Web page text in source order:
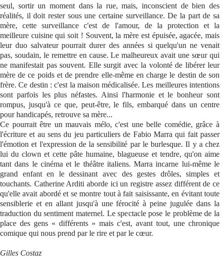
seul, sortir un moment dans la rue, mais, inconscient de bien des
réalités, il doit rester sous une certaine surveillance. De la part de sa
mère, cette surveillance c'est de l'amour, de la protection et la
meilleure cuisine qui soit ! Souvent, la mère est épuisée, agacée, mais
leur duo salvateur pourrait durer des années si quelqu'un ne venait
pas, soudain, le remettre en cause. Le malheureux avait une sœur qui
ne manifestait pas souvent. Elle surgit avec la volonté de libérer leur
mère de ce poids et de prendre elle-même en charge le destin de son
frère. Ce destin : c'est la maison médicalisée. Les meilleures intentions
sont parfois les plus néfastes. Ainsi l'harmonie et le bonheur sont
rompus, jusqu'à ce que, peut-être, le fils, embarqué dans un centre
pour handicapés, retrouve sa mère...
Ce pourrait être un mauvais mélo, c'est une belle comédie, grâce à
l'écriture et au sens du jeu particuliers de Fabio Marra qui fait passer
l'émotion et l'expression de la sensibilité par le burlesque. Il y a chez
lui du clown et cette pâte humaine, blagueuse et tendre, qu'on aime
tant dans le cinéma et le théâtre italiens. Marra incarne lui-même le
grand enfant en le dessinant avec des gestes drôles, simples et
touchants. Catherine Arditi aborde ici un registre assez différent de ce
qu'elle avait abordé et se montre tout à fait saisissante, en évitant toute
sensiblerie et en allant jusqu'à une férocité à peine jugulée dans la
traduction du sentiment maternel. Le spectacle pose le problème de la
place des gens « différents » mais c'est, avant tout, une chronique
comique qui nous prend par le rire et par le cœur.
Gilles Costaz